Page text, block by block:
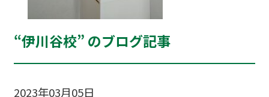
“伊川谷校” のブログ記事
2023年03月05日